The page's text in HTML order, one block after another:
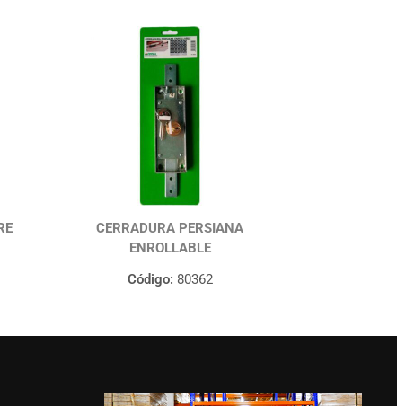
CERRADURA PERSIANA
ENROLLABLE
Código: 80362